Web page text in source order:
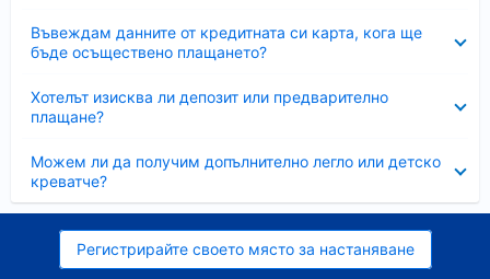
Въвеждам данните от кредитната си карта, кога ще
бъде осъществено плащането?
Хотелът изисква ли депозит или предварително
плащане?
Можем ли да получим допълнително легло или детско
креватче?
Регистрирайте своето място за настаняване